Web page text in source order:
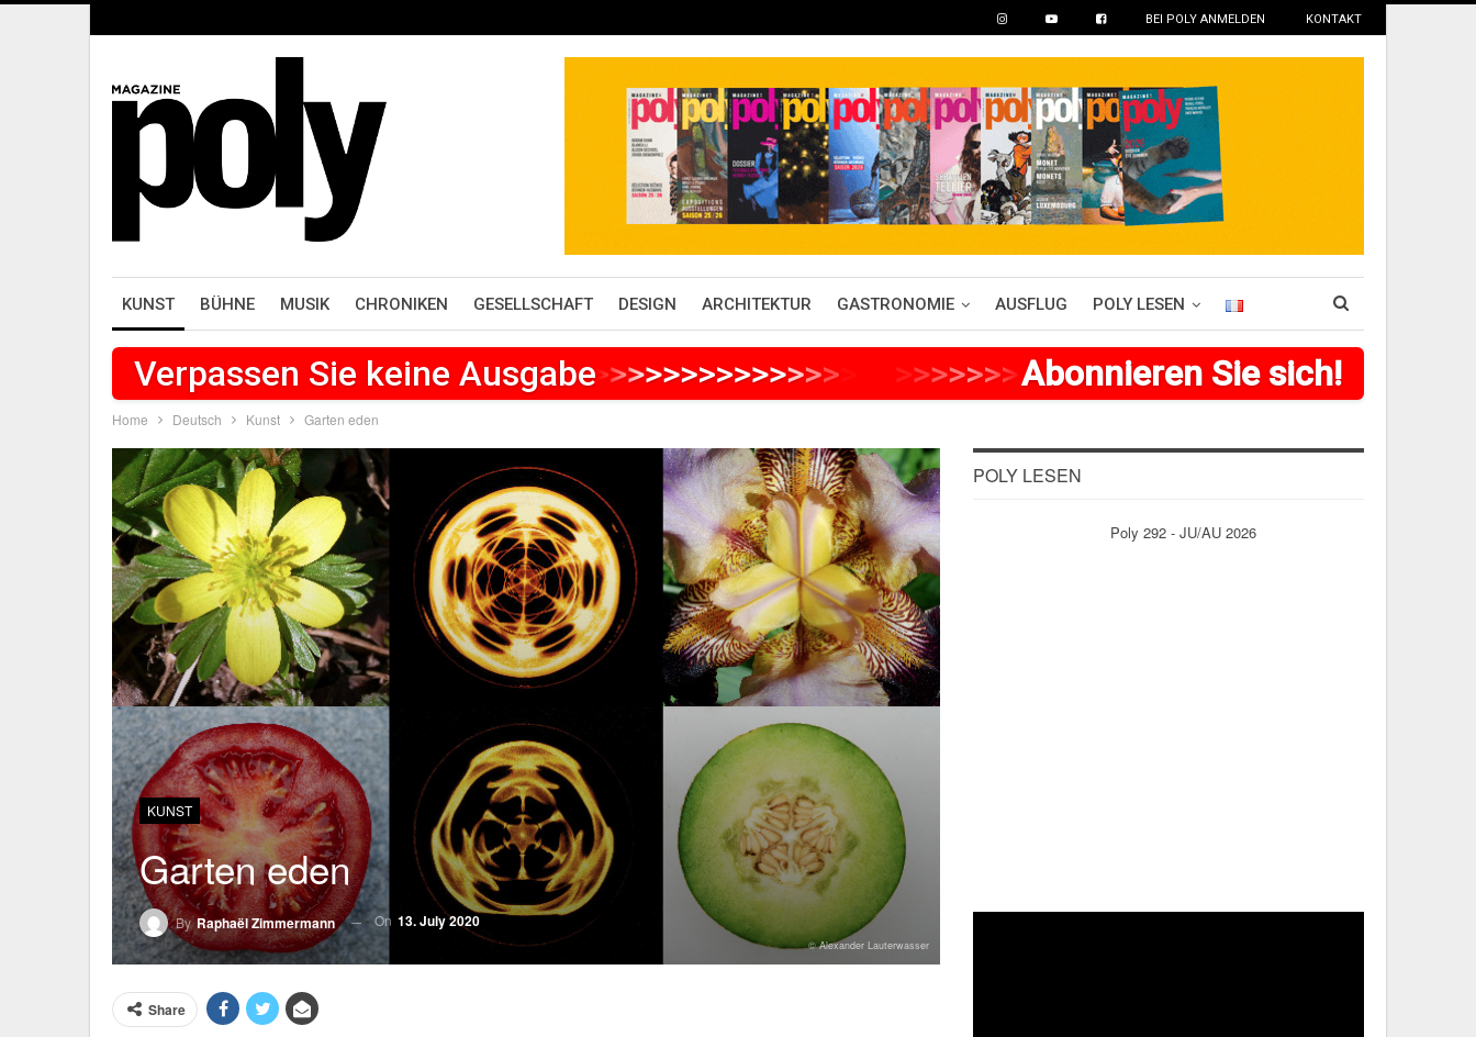
BEI POLY ANMELDEN KONTAKT
KUNST BÜHNE MUSIK CHRONIKEN GESELLSCHAFT DESIGN ARCHITEKTUR GASTRONOMIE AUSFLUG POLY LESEN
Verpassen Sie keine Ausgabe>>>>>>>>>>>>>> >>>>>> >>>>>>>>
Abonnieren Sie sich!
Home Deutsch Kunst Garten eden
KUNST
Garten eden
ByRaphaël Zimmermann On 13. July 2020
© Alexander Lauterwasser
Share
POLY LESEN
Poly 292 - JU/AU 2026